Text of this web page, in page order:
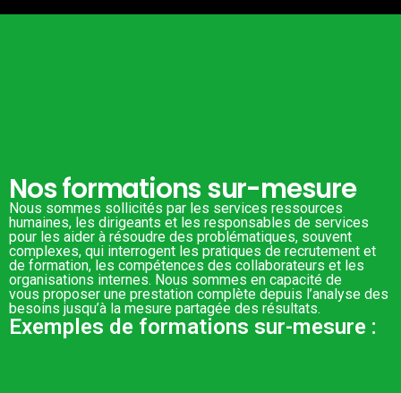
Nos formations sur-mesure
Nous sommes sollicités par les services ressources
humaines, les dirigeants et les responsables de services
pour les aider à résoudre des problématiques, souvent
complexes, qui interrogent les pratiques de recrutement et
de formation, les compétences des collaborateurs et les
organisations internes. Nous sommes en capacité de
vous proposer une prestation complète depuis l’analyse des
besoins jusqu’à la mesure partagée des résultats.
Exemples de formations sur-mesure :